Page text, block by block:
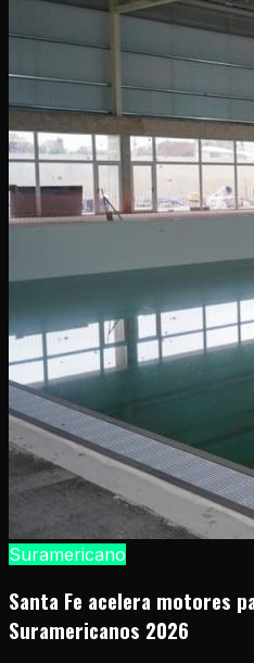
Suramericano
Santa Fe acelera motores
Suramericanos 2026